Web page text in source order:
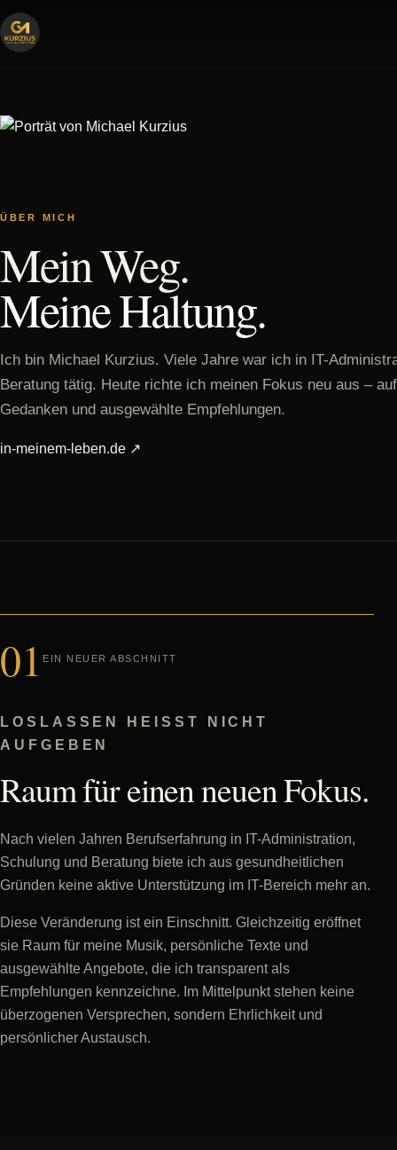
ÜBER MICH
Mein Weg.
Meine Haltung.
Ich bin Michael Kurzius. Viele Jahre war ich in IT-
Beratung tätig. Heute richte ich meinen Fokus neu aus –
Gedanken und ausgewählte Empfehlungen.
in-meinem-leben.de ↗
01 EIN NEUER ABSCHNITT
LOSLASSEN HEISST NICHT A
UFGEBEN
Raum für einen neuen Fokus.
Nach vielen Jahren Berufserfahrung in IT-Administration,
Schulung und Beratung biete ich aus gesundheitlichen
Gründen keine aktive Unterstützung im IT-Bereich mehr an.
Diese Veränderung ist ein Einschnitt. Gleichzeitig eröffnet
sie Raum für meine Musik, persönliche Texte und
ausgewählte Angebote, die ich transparent als
Empfehlungen kennzeichne. Im Mittelpunkt stehen keine
überzogenen Versprechen, sondern Ehrlichkeit und
persönlicher Austausch.